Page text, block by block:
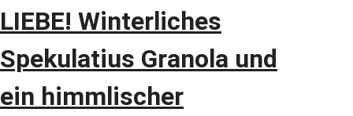
LIEBE! Winterliches
Spekulatius Granola und
ein himmlischer